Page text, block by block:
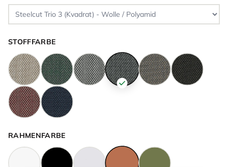
STOFFFARBE
RAHMENFARBE